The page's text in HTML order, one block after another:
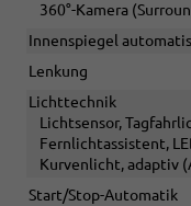
360°-Kamera
Innenspiegel
Lenkung
Lichttechnik
Lichtsensor,
Fernlichtassistent,
Kurvenlicht, adaptiv
Start/Stop-Automatik